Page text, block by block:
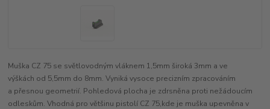
Muška CZ 75 se světlovodným vláknem 1,5mm široká 3mm a ve
výškách od 5,5mm do 8mm. Vyniká vysoce precizním zpracováním
a přesnou geometrií. Pohledová plocha je zdrsněna proti nežádoucím
odleskům. Vhodná pro většinu pistolí CZ 75,kde je muška upevněna v